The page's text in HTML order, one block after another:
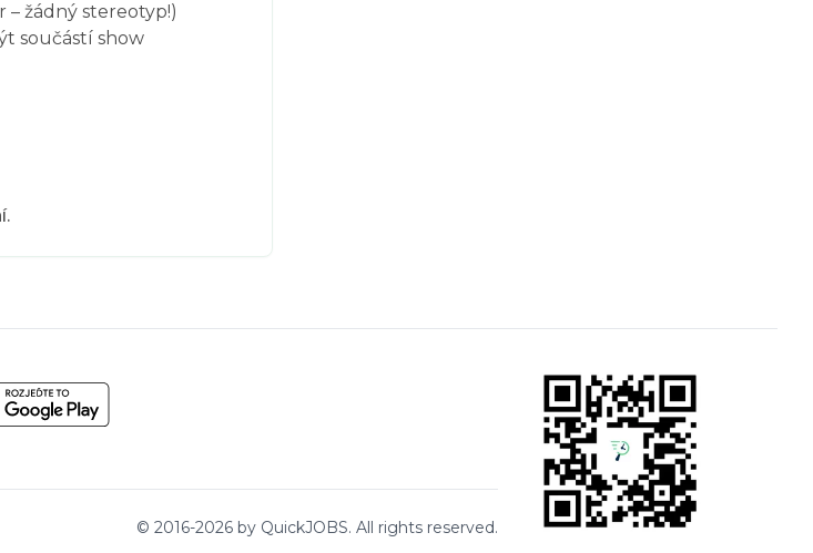
žádný stereotyp!)
součástí show
© 2016-2026 by QuickJOBS. All rights reserved.